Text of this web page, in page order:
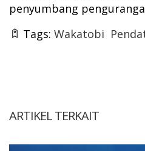
penyumbang
Tags: Wakatobi
ARTIKEL TERKAIT